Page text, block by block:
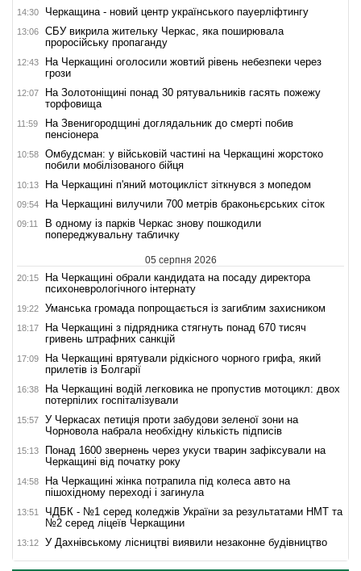
14:30 Черкащина - новий центр українського пауерліфтингу
13:06
СБУ викрила жительку Черкас, яка поширювала
проросійську пропаганду
12:43
На Черкащині оголосили жовтий рівень небезпеки через
грози
12:07
На Золотоніщині понад 30 рятувальників гасять пожежу
торфовища
11:59
На Звенигородщині доглядальник до смерті побив
пенсіонера
10:58
Омбудсман: у військовій частині на Черкащині жорстоко
побили мобілізованого бійця
10:13 На Черкащині п'яний мотоцикліст зіткнувся з мопедом
09:54 На Черкащині вилучили 700 метрів браконьєрських сіток
09:11
В одному із парків Черкас знову пошкодили
попереджувальну табличку
05 серпня 2026
20:15
На Черкащині обрали кандидата на посаду директора
психоневрологічного інтернату
19:22 Уманська громада попрощається із загиблим захисником
18:17
На Черкащині з підрядника стягнуть понад 670 тисяч
гривень штрафних санкцій
17:09
На Черкащині врятували рідкісного чорного грифа, який
прилетів із Болгарії
16:38
На Черкащині водій легковика не пропустив мотоцикл: двох
потерпілих госпіталізували
15:57
У Черкасах петиція проти забудови зеленої зони на
Чорновола набрала необхідну кількість підписів
15:13
Понад 1600 звернень через укуси тварин зафіксували на
Черкащині від початку року
14:58
На Черкащині жінка потрапила під колеса авто на
пішохідному переході і загинула
13:51
ЧДБК - №1 серед коледжів України за результатами НМТ та
№2 серед ліцеїв Черкащини
13:12 У Дахнівському лісництві виявили незаконне будівництво